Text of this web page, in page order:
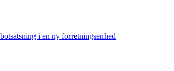
i en ny forretningsenhed